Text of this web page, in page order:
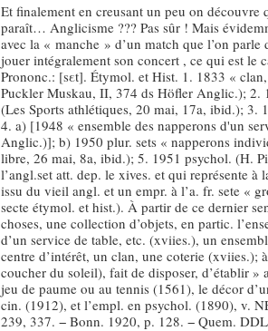
Et finalement en creusant un peu on découvre
paraît… Anglicisme ??? Pas sûr ! Mais
avec la « manche » d’un match que l’on parle
jouer intégralement son concert , ce qui est le
Prononc.: [sεt]. Étymol. et Hist. 1. 1833 «
Puckler Muskau, II, 374 ds Höfler Anglic.); 2.
(Les Sports athlétiques, 20 mai, 17a, ibid.);
4. a) [1948 « ensemble des napperons d'un
Anglic.)]; b) 1950 plur. sets « napperons
libre, 26 mai, 8a, ibid.); 5. 1951 psychol. (H.
l’angl.set att. dep. le xives. et qui représente
issu du vieil angl. et un empr. à l’a. fr. sete «
secte étymol. et hist.). À partir de ce dernier
choses, une collection d’objets, en partic.
d’un service de table, etc. (xviies.), un
centre d’intérêt, un clan, une coterie (xviies.);
coucher du soleil), fait de disposer, d’établir
jeu de paume ou au tennis (1561), le décor
cin. (1912), et l’empl. en psychol. (1890), v.
239, 337. − Bonn. 1920, p. 128. − Quem.